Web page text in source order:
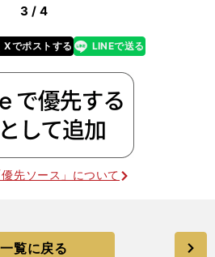
3 / 4
Xでポストする
line LINEで送る
先ソース」について
一覧に戻る